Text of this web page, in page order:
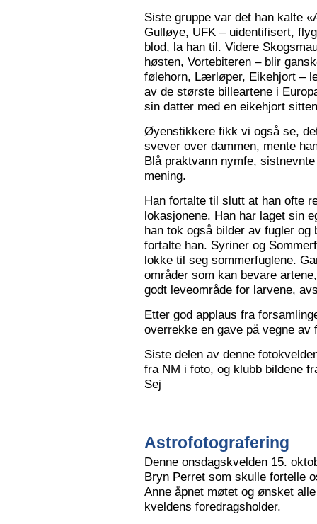
Siste gruppe var det han kalte
Gulløye, UFK – uidentifisert,
blod, la han til. Videre
høsten, Vortebiteren – blir
følehorn, Lærløper, Eikehjort –
av de største billeartene i
sin datter med en eikehjort
Øyenstikkere fikk vi også se,
svever over dammen, mente
Blå praktvann nymfe,
mening.
Han fortalte til slutt at han ofte
lokasjonene. Han har laget sin
han tok også bilder av fugler
fortalte han. Syriner og
lokke til seg sommerfuglene.
områder som kan bevare
godt leveområde for larvene,
Etter god applaus fra
overrekke en gave på vegne av
Siste delen av denne
fra NM i foto, og klubb bildene
Sej
Astrofotografering
Denne onsdagskvelden 15.
Bryn Perret som skulle fortelle
Anne åpnet møtet og ønsket
kveldens foredragsholder.